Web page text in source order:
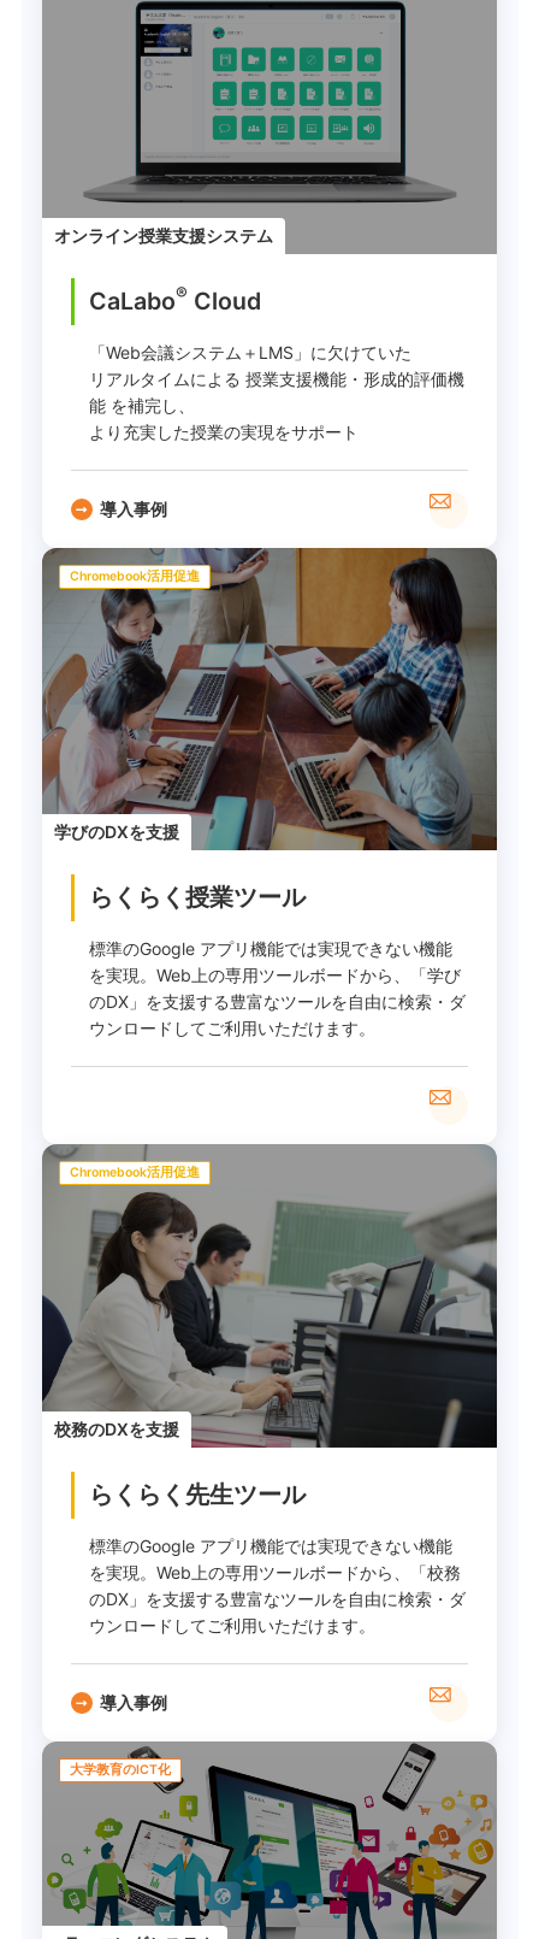
オンライン授業支援システム
CaLabo® ︎ Cloud
「Web会議システム＋LMS」に欠けていた
リアルタイムによる 授業支援機能・形成的評価機
能 を補完し、
より充実した授業の実現をサポート
導入事例
Chromebook活用促進
学びのDXを支援
らくらく授業ツール
標準のGoogle アプリ機能では実現できない機能
を実現。Web上の専用ツールボードから、「学び
のDX」を支援する豊富なツールを自由に検索・ダ
ウンロードしてご利用いただけます。
Chromebook活用促進
校務のDXを支援
らくらく先生ツール
標準のGoogle アプリ機能では実現できない機能
を実現。Web上の専用ツールボードから、「校務
のDX」を支援する豊富なツールを自由に検索・ダ
ウンロードしてご利用いただけます。
導入事例
大学教育のICT化